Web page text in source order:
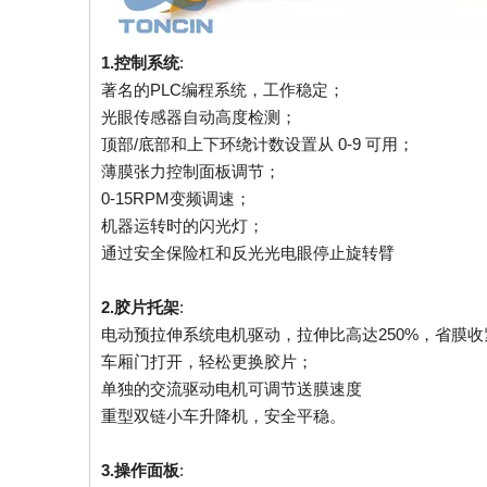
1.控制系统:
著名的PLC编程系统，工作稳定；
光眼传感器自动高度检
顶部/底部和上下环绕计数设置从 0-9 可用；
薄膜张力控制面板调节；
0-15RPM变频调速；
机器运转时的闪光灯；
通过安全保险杠和反光光电眼停止旋转臂
2.胶片托架:
电动预拉伸系统电机驱动，拉伸比高达250%，省膜收
车厢门打开，轻松更换胶片；
单独的交流驱动电机可调节送膜速度
重型双链小车升降机，安全平稳。
3.操作面板: